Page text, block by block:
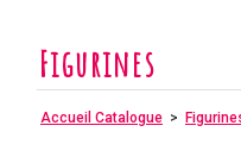
Figurines
Accueil Catalogue >